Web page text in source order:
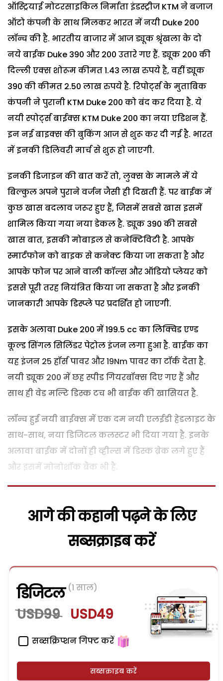
ऑस्ट्रियाई मोटरसाइकिल निर्माता इंडस्ट्रीज KTM ने बजाज
ऑटो कंपनी के साथ मिलकर भारत में नयी Duke 200
लॉन्च की है. भारतीय बाजार में आज ड्यूक श्रृंखला के दो
नये बाईक Duke 390 और 200 उतारे गए हैं. ड्यूक 200 की
दिल्ली एक्स शोरूम कीमत 1.43 लाख रुपये है, वहीं ड्यूक
390 की कीमत 2.50 लाख रुपये है. रिपोर्ट्स के मुताबिक
कंपनी ने पुरानी KTM Duke 200 को बंद कर दिया है. ये
नयी स्पोर्ट्स बाईक्स KTM Duke 200 का नया एडिशन हैं.
इन नई बाइक्स की बुकिंग आज से शुरू कर दी गई है. भारत
में इनकी डिलिवरी मार्च से शुरू हो जाएगी.
इनकी डिजाइन की बात करें तो, लुक्स के मामले में ये
बिल्कुल अपने पुराने वर्जन जैसी ही दिखती हैं. पर बाईक में
कुछ खास बदलाव जरूर हुए हैं, जिसमें सबसे खास इसमें
शामिल किया गया नया डेकल है. ड्यूक 390 की सबसे
खास बात, इसकी मोबाइल से कनेक्टिविटी है. आपके
स्मार्टफोन को बाइक से कनेक्ट किया जा सकता है और
आपके फोन पर आने वाली कॉल्स और ऑडियो प्लेयर को
इससे पूरी तरह नियंत्रित किया जा सकता है और इनकी
जानकारी आपके डिस्प्ले पर प्रदर्शित हो जाएगी.
इसके अलावा Duke 200 में 199.5 cc का लिक्विड एण्ड
कूल्ड सिंगल सिलिंडर पेट्रोल इंजन लगा हुआ है. बाईक का
यह इंजन 25 हॉर्स पावर और 19Nm पावर का टॉर्क देता है.
नयी ड्यूक 200 में छह स्पीड गियरबॉक्स दिए गए हैं और
साथ ही वेड मल्टि डिस्क टच भी बाईक की खासियत है.
लॉन्च हुई नयी बाईक्स में एक दम नयी एलईडी हेडलाइट के
साथ-साथ, नया डिजिटल कलस्टर भी दिया गया है. इनके
अलावा बाईक में दोनों ही व्हील्स में डिस्क ब्रेक लगे हुए हैं
और इसमें मोनोशॉक बैक भी है.
आगे की कहानी पढ़ने के लिए
सब्सक्राइब करें
डिजिटल (1 साल)
USD99 USD49
सब्सक्रिप्शन गिफ्ट करें
सब्सक्राइब करें